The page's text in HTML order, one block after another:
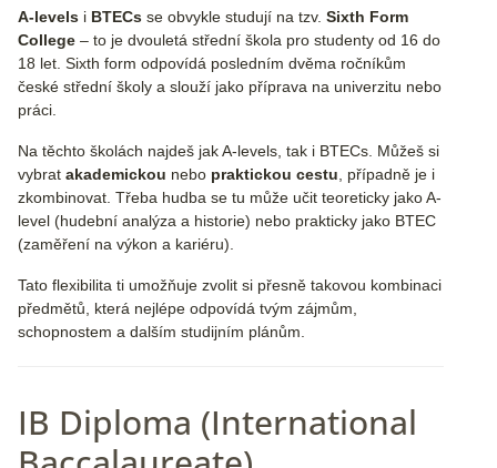
A-levels i BTECs se obvykle studují na tzv. Sixth Form
College – to je dvouletá střední škola pro studenty od 16 do
18 let. Sixth form odpovídá posledním dvěma ročníkům
české střední školy a slouží jako příprava na univerzitu nebo
práci.
Na těchto školách najdeš jak A-levels, tak i BTECs. Můžeš si
vybrat akademickou nebo praktickou cestu , případně je i
zkombinovat. Třeba hudba se tu může učit teoreticky jako A-
level (hudební analýza a historie) nebo prakticky jako BTEC
(zaměření na výkon a kariéru).
Tato flexibilita ti umožňuje zvolit si přesně takovou kombinaci
předmětů, která nejlépe odpovídá tvým zájmům,
schopnostem a dalším studijním plánům.
IB Diploma (International